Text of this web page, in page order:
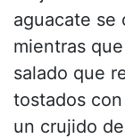
aguacate se
mientras
salado que
tostados
un crujido